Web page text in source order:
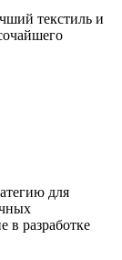
текстиль и
для
в разработке